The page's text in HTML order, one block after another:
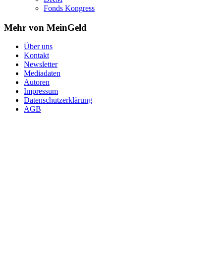
Fonds Kongress
Mehr von MeinGeld
Über uns
Kontakt
Newsletter
Mediadaten
Autoren
Impressum
Datenschutzerklärung
AGB